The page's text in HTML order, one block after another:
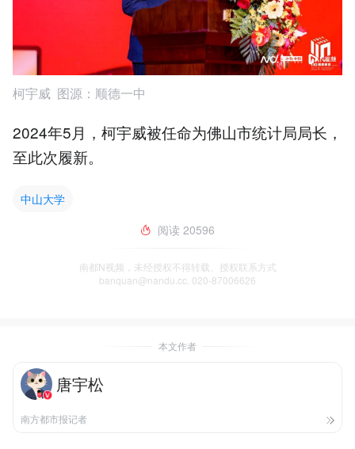
柯宇威 图源：顺德一中
2024年5月，柯宇威被任命为佛山市统计局局长，
至此次履新。
中山大学
阅读 20596
南都N视频，未经授权不得转载、授权联系方式
banquan@nandu.cc. 020-87006626
本文作者
唐宇松
南方都市报记者